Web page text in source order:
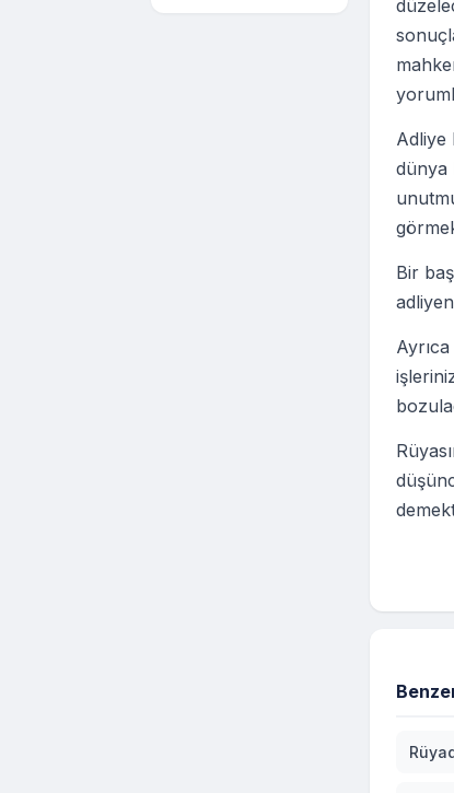
Adliye
dünya
Bir